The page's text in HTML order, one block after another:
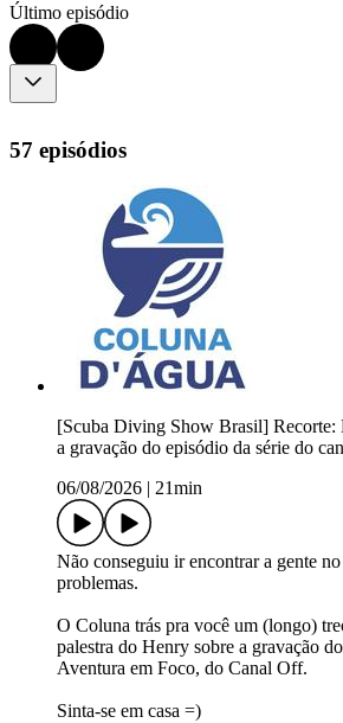
Último episódio
57 episódios
[Scuba Diving Show Brasil] Recorte:
a gravação do episódio da série do
06/08/2026
21min
Não conseguiu ir encontrar a gente
problemas.
O Coluna trás pra você um (longo)
palestra do Henry sobre a gravação
Aventura em Foco, do Canal Off.
Sinta-se em casa =)